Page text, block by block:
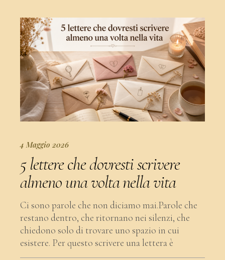
4 Maggio 2026
5 lettere che dovresti scrivere
almeno una volta nella vita
Ci sono parole che non diciamo mai.Parole che
restano dentro, che ritornano nei silenzi, che
chiedono solo di trovare uno spazio in cui
esistere. Per questo scrivere una lettera è